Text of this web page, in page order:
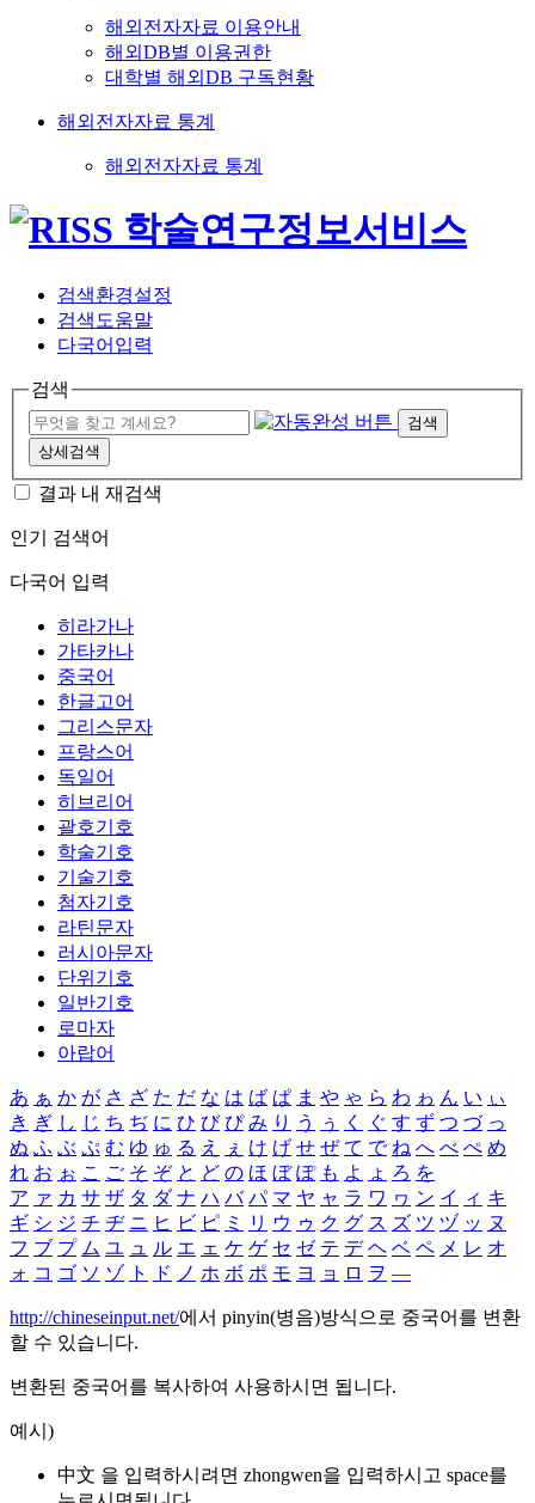
해외전자자료 이용안내
해외DB별 이용권한
대학별 해외DB 구독현황
해외전자자료 통계
해외전자자료 통계
검색환경설정
검색도움말
다국어입력
검색
검색
상세검색
결과 내 재검색
인기 검색어
다국어 입력
히라가나
가타카나
중국어
한글고어
그리스문자
프랑스어
독일어
히브리어
괄호기호
학술기호
기술기호
첨자기호
라틴문자
러시아문자
단위기호
일반기호
로마자
아랍어
あ ぁ か が さ ざ た だ な は ば ぱ ま や ゃ ら わ ゎ ん い ぃ
き ぎ し じ ち ぢ に ひ び ぴ み り う ぅ く ぐ す ず つ づ っ
ぬ ふ ぶ ぷ む ゆ ゅ る え ぇ け げ せ ぜ て で ね へ べ ぺ め
れ お ぉ こ ご そ ぞ と ど の ほ ぼ ぽ も よ ょ ろ を
ア ァ カ サ ザ タ ダ ナ ハ バ パ マ ヤ ャ ラ ワ ヮ ン イ ィ キ
ギ シ ジ チ ヂ ニ ヒ ビ ピ ミ リ ウ ゥ ク グ ス ズ ツ ヅ ッ ヌ
フ ブ プ ム ユ ュ ル エ ェ ケ ゲ セ ゼ テ デ ヘ ベ ペ メ レ オ
ォ コ ゴ ソ ゾ ト ド ノ ホ ボ ポ モ ヨ ョ ロ ヲ ―
http://chineseinput.net/에서 pinyin(병음)방식으로 중국어를 변환
할 수 있습니다.
변환된 중국어를 복사하여 사용하시면 됩니다.
예시)
中文 을 입력하시려면 zhongwen을 입력하시고 space를